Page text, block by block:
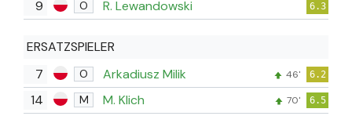
9 O R. Lewandowski 6.3
ERSATZSPIELER
7
O Arkadiusz Milik 46' 6.2
14 M M. Klich 70' 6.5